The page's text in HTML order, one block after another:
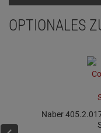
OPTIONALES
Naber